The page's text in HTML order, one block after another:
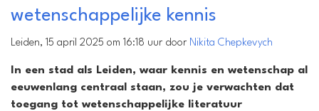
wetenschappelijke kennis
Leiden, 15 april 2025 om 16:18 uur door Nikita Chepkevych
In een stad als Leiden, waar kennis en wetenschap al
eeuwenlang centraal staan, zou je verwachten dat
toegang tot wetenschappelijke literatuur